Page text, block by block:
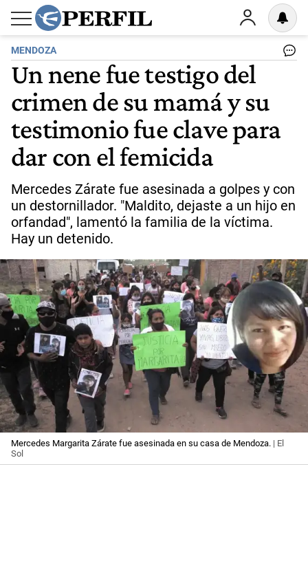
MENDOZA
Un nene fue testigo del
crimen de su mamá y su
testimonio fue clave para
dar con el femicida
Mercedes Zárate fue asesinada a golpes y con
un destornillador. "Maldito, dejaste a un hijo en
orfandad", lamentó la familia de la víctima.
Hay un detenido.
Mercedes Margarita Zárate fue asesinada en su casa de Mendoza. | El
Sol